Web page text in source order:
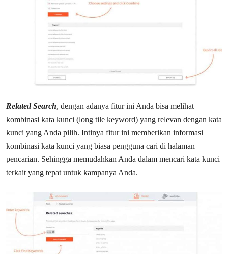
Related Search, dengan adanya fitur ini Anda bisa melihat
kombinasi kata kunci (long tile keyword) yang relevan dengan kata
kunci yang Anda pilih. Intinya fitur ini memberikan informasi
kombinasi kata kunci yang biasa pengguna cari di halaman
pencarian. Sehingga memudahkan Anda dalam mencari kata kunci
terkait yang tepat untuk kampanya Anda.